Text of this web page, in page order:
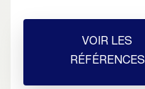
VOIR LES
RÉFÉRENCES